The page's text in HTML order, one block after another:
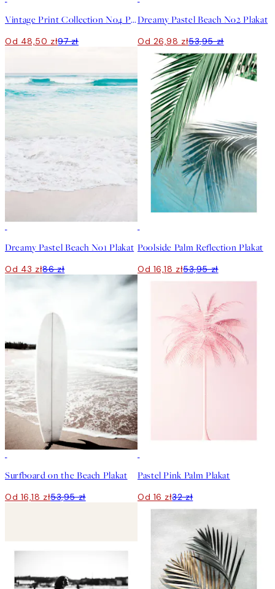
Vintage Print Collection No4 Plakat
Od 48,50 zł97 zł
Dreamy Pastel Beach No2 Plakat
Od 26,98 zł53,95 zł
Dreamy Pastel Beach No1 Plakat
Od 43 zł86 zł
Poolside Palm Reflection Plakat
Od 16,18 zł53,95 zł
Surfboard on the Beach Plakat
Od 16,18 zł53,95 zł
Pastel Pink Palm Plakat
Od 16 zł32 zł